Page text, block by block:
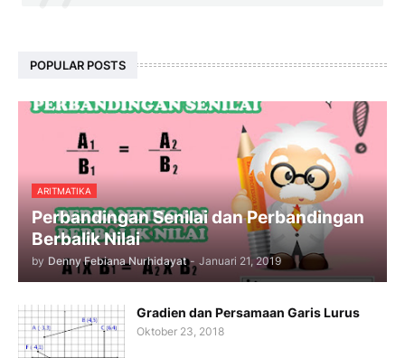
POPULAR POSTS
ARITMATIKA
Perbandingan Senilai dan Perbandingan
Berbalik Nilai
by Denny Febiana Nurhidayat - Januari 21, 2019
Gradien dan Persamaan Garis Lurus
Oktober 23, 2018